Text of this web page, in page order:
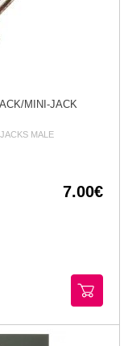
MINI-JACK
MALE
7.00